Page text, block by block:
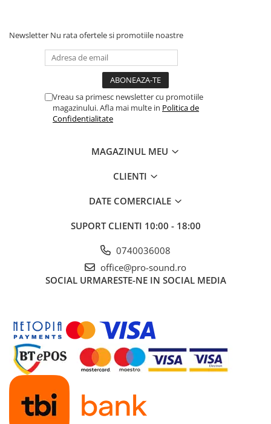
Stative si schela lumini
Instrumente Muzicale
Claviaturi
Instrumente cu arcus
Instrumente de percutie
Instrumente si jucarii pentru copii
Console DJ
Mixere DJ
Platane DJ
Samplere si controllere
Stative si pupitre DJ
Cabluri si conectori
Cabluri adaptoare, cabluri Y
Newsletter Nu rata ofertele si promotiile noastre
Vreau sa primesc newsletter cu promotiile
magazinului. Afla mai multe in Politica de
Confidentialitate
MAGAZINUL MEU
CLIENTI
DATE COMERCIALE
SUPORT CLIENTI 10:00 - 18:00
0740036008
office@pro-sound.ro
SOCIAL URMARESTE-NE IN SOCIAL MEDIA